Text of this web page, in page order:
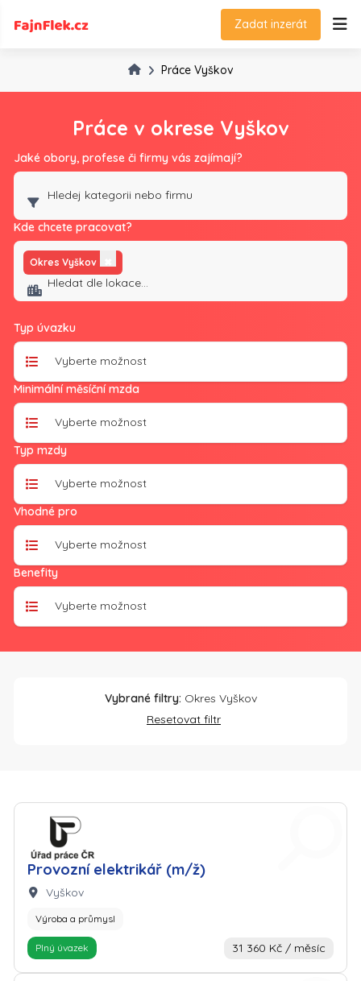
Zadat inzerát
Práce Vyškov
Práce v okrese Vyškov
Jaké obory, profese či firmy vás zajímají?
Kde chcete pracovat?
Okres Vyškov
Typ úvazku
Vyberte možnost
Minimální měsíční mzda
Vyberte možnost
Typ mzdy
Vyberte možnost
Vhodné pro
Vyberte možnost
Benefity
Vyberte možnost
Vybrané filtry: Okres Vyškov
Resetovat filtr
Provozní elektrikář (m/ž)
Zaměstnavatel: Úřad práce
Lokalita:
Vyškov
Výroba a průmysl
Plný úvazek 31 360 Kč / měsíc